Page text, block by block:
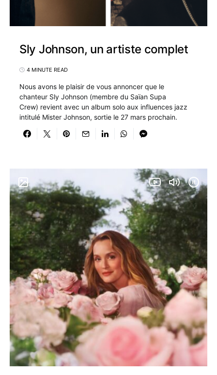
Sly Johnson, un artiste complet
4 MINUTE READ
Nous avons le plaisir de vous annoncer que le
chanteur Sly Johnson (membre du Saïan Supa
Crew) revient avec un album solo aux influences jazz
intitulé Mister Johnson, sortie le 27 mars prochain.